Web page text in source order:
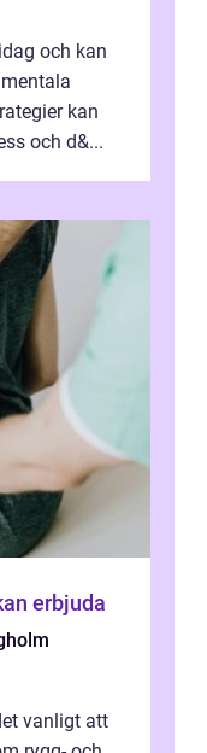
och kan
kan
och d&...
erbjuda
vanligt att